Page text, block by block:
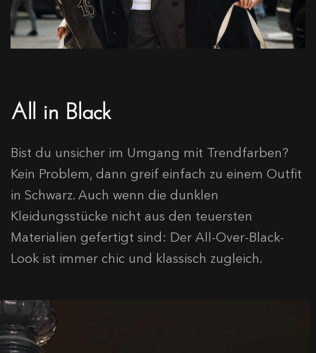
All in Black
Bist du unsicher im Umgang mit Trendfarben?
Kein Problem, dann greif einfach zu einem Outfit
in Schwarz. Auch wenn die dunklen
Kleidungsstücke nicht aus den teuersten
Materialien gefertigt sind: Der All-Over-Black-
Look ist immer chic und klassisch zugleich.